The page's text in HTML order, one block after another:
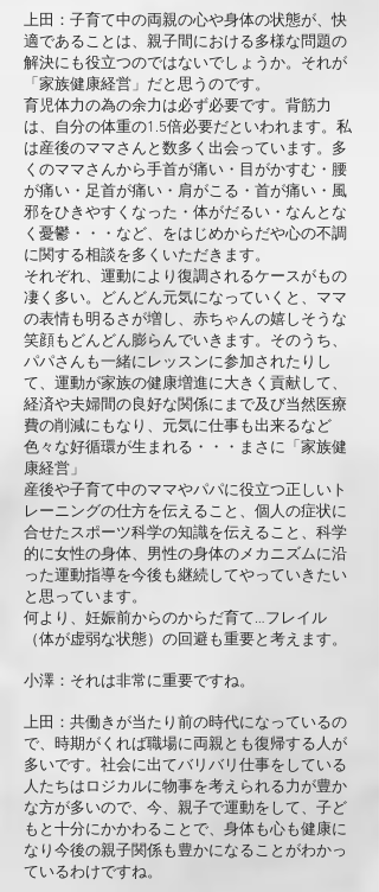
上田：子育て中の両親の心や身体の状態が、快
適であることは、親子間における多様な問題の
解決にも役立つのではないでしょうか。それが
「家族健康経営」だと思うのです。
育児体力の為の余力は必ず必要です。背筋力
は、自分の体重の1.5倍必要だといわれます。私
は産後のママさんと数多く出会っています。多
くのママさんから手首が痛い・目がかすむ・腰
が痛い・足首が痛い・肩がこる・首が痛い・風
邪をひきやすくなった・体がだるい・なんとな
く憂鬱・・・など、をはじめからだや心の不調
に関する相談を多くいただきます。
それぞれ、運動により復調されるケースがもの
凄く多い。どんどん元気になっていくと、ママ
の表情も明るさが増し、赤ちゃんの嬉しそうな
笑顔もどんどん膨らんでいきます。そのうち、
パパさんも一緒にレッスンに参加されたりし
て、運動が家族の健康増進に大きく貢献して、
経済や夫婦間の良好な関係にまで及び当然医療
費の削減にもなり、元気に仕事も出来るなど
色々な好循環が生まれる・・・まさに「家族健
康経営」
産後や子育て中のママやパパに役立つ正しいト
レーニングの仕方を伝えること、個人の症状に
合せたスポーツ科学の知識を伝えること、科学
的に女性の身体、男性の身体のメカニズムに沿
った運動指導を今後も継続してやっていきたい
と思っています。
何より、妊娠前からのからだ育て…フレイル
（体が虚弱な状態）の回避も重要と考えます。
小澤：それは非常に重要ですね。
上田：共働きが当たり前の時代になっているの
で、時期がくれば職場に両親とも復帰する人が
多いです。社会に出てバリバリ仕事をしている
人たちはロジカルに物事を考えられる力が豊か
な方が多いので、今、親子で運動をして、子ど
もと十分にかかわることで、身体も心も健康に
なり今後の親子関係も豊かになることがわかっ
ているわけですね。